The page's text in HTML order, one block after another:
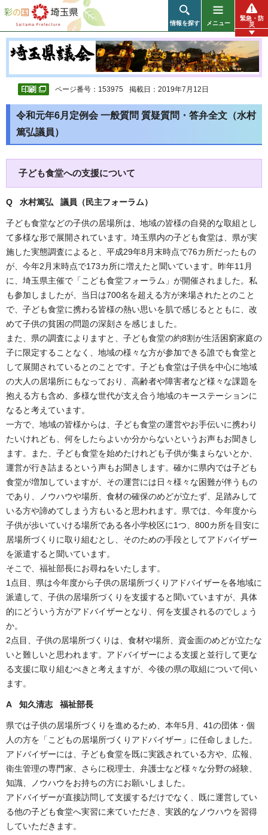
彩の国 埼玉県
情報を探す メニュー
緊急・防
災
ページ番号：153975 掲載日：2019年7月12日
令和元年6月定例会 一般質問 質疑質問・答弁全文（水村
篤弘議員）
子ども食堂への支援について
Q 水村篤弘 議員（民主フォーラム）
子ども食堂などの子供の居場所は、地域の皆様の自発的な取組とし
て多様な形で展開されています。埼玉県内の子ども食堂は、県が実
施した実態調査によると、平成29年8月末時点で76カ所だったもの
が、今年2月末時点で173カ所に増えたと聞いています。昨年11月
に、埼玉県主催で「こども食堂フォーラム」が開催されました。私
も参加しましたが、当日は700名を超える方が来場されたとのこと
で、子ども食堂に携わる皆様の熱い思いを肌で感じるとともに、改
めて子供の貧困の問題の深刻さを感じました。
また、県の調査によりますと、子ども食堂の約8割が生活困窮家庭の
子に限定することなく、地域の様々な方が参加できる誰でも食堂と
して展開されているとのことです。子ども食堂は子供を中心に地域
の大人の居場所にもなっており、高齢者や障害者など様々な課題を
抱える方も含め、多様な世代が支え合う地域のキーステーションに
なると考えています。
一方で、地域の皆様からは、子ども食堂の運営やお手伝いに携わり
たいけれども、何をしたらよいか分からないというお声もお聞きし
ます。また、子ども食堂を始めたけれども子供が集まらないとか、
運営が行き詰まるという声もお聞きします。確かに県内では子ども
食堂が増加していますが、その運営には日々様々な困難が伴うもの
であり、ノウハウや場所、食材の確保のめどが立たず、足踏みして
いる方や諦めてしまう方もいると思われます。県では、今年度から
子供が歩いていける場所である各小学校区に1つ、800カ所を目安に
居場所づくりに取り組むとし、そのための手段としてアドバイザー
を派遣すると聞いています。
そこで、福祉部長にお尋ねをいたします。
1点目、県は今年度から子供の居場所づくりアドバイザーを各地域に
派遣して、子供の居場所づくりを支援すると聞いていますが、具体
的にどういう方がアドバイザーとなり、何を支援されるのでしょう
か。
2点目、子供の居場所づくりは、食材や場所、資金面のめどが立たな
いと難しいと思われます。アドバイザーによる支援と並行して更な
る支援に取り組むべきと考えますが、今後の県の取組について伺い
ます。
A 知久清志 福祉部長
県では子供の居場所づくりを進めるため、本年5月、41の団体・個
人の方を「こどもの居場所づくりアドバイザー」に任命しました。
アドバイザーには、子ども食堂を既に実践されている方や、広報、
衛生管理の専門家、さらに税理士、弁護士など様々な分野の経験、
知識、ノウハウをお持ちの方にお願いしました。
アドバイザーが直接訪問して支援するだけでなく、既に運営してい
る他の子ども食堂へ実習に来ていただき、実践的なノウハウを習得
していただきます。